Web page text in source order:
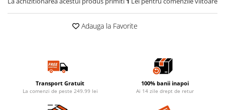
Adauga la Favorite
Transport Gratuit
La comenzi de peste 249.99 lei
100% banii inapoi
Ai 14 zile drept de retur